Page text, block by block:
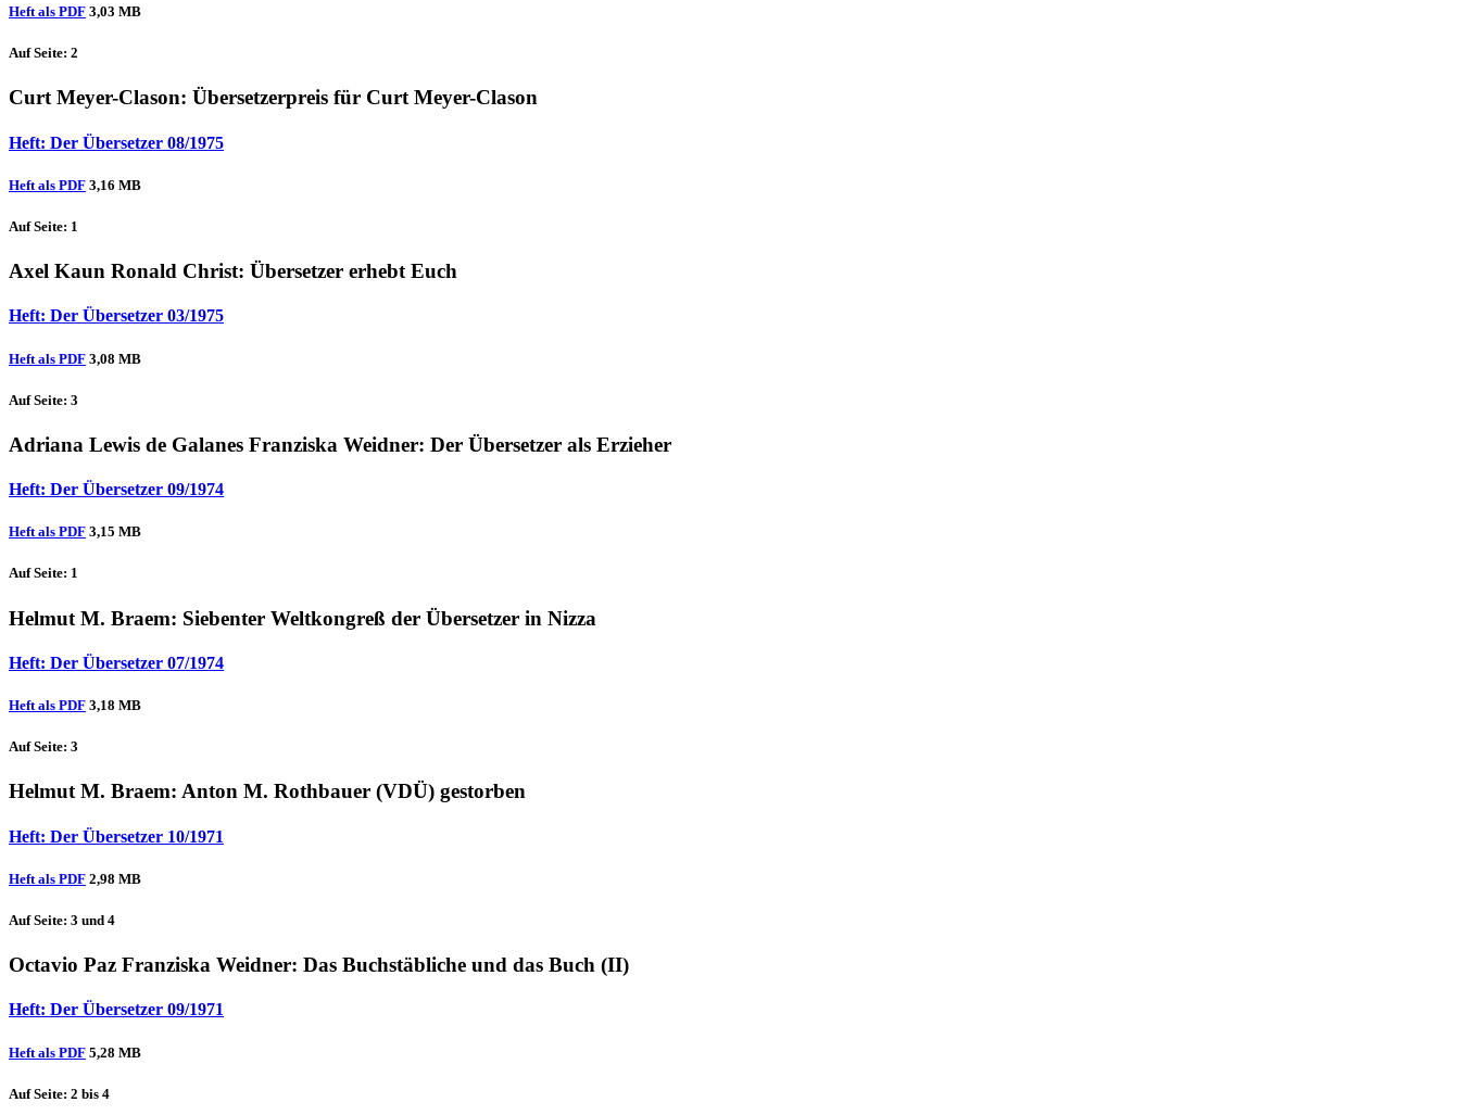
Heft als PDF 3,03 MB
Auf Seite: 2
Curt Meyer-Clason: Übersetzerpreis für Curt Meyer-Clason
Heft: Der Übersetzer 08/1975
Heft als PDF 3,16 MB
Auf Seite: 1
Axel Kaun Ronald Christ: Übersetzer erhebt Euch
Heft: Der Übersetzer 03/1975
Heft als PDF 3,08 MB
Auf Seite: 3
Adriana Lewis de Galanes Franziska Weidner: Der Übersetzer als Erzieher
Heft: Der Übersetzer 09/1974
Heft als PDF 3,15 MB
Auf Seite: 1
Helmut M. Braem: Siebenter Weltkongreß der Übersetzer in Nizza
Heft: Der Übersetzer 07/1974
Heft als PDF 3,18 MB
Auf Seite: 3
Helmut M. Braem: Anton M. Rothbauer (VDÜ) gestorben
Heft: Der Übersetzer 10/1971
Heft als PDF 2,98 MB
Auf Seite: 3 und 4
Octavio Paz Franziska Weidner: Das Buchstäbliche und das Buch (II)
Heft: Der Übersetzer 09/1971
Heft als PDF 5,28 MB
Auf Seite: 2 bis 4